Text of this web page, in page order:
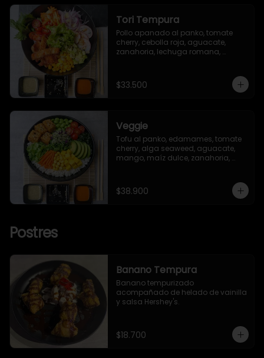
Tori Tempura
Pollo apanado al panko, tomate
cherry, cebolla roja, aguacate,
zanahoria, lechuga romana,
$33.500
Veggie
Tofu al panko, edamames, tomate
cherry, alga seaweed, aguacate,
mango, maíz dulce, zanahoria,
$38.900
Postres
Banano Tempura
Banano tempurizado
acompañado de helado de vainilla
y salsa Hershey's.
$18.700